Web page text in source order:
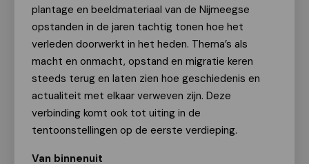
plantage en beeldmateriaal van de Nijmeegse
opstanden in de jaren tachtig tonen hoe het
verleden doorwerkt in het heden. Thema’s als
macht en onmacht, opstand en migratie keren
steeds terug en laten zien hoe geschiedenis en
actualiteit met elkaar verweven zijn. Deze
verbinding komt ook tot uiting in de
tentoonstellingen op de eerste verdieping.
Van binnenuit